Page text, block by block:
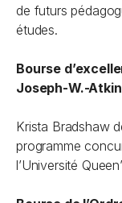
de futurs
études.
Bourse
Joseph-W.-
Krista Bradshaw
programme
l’Université